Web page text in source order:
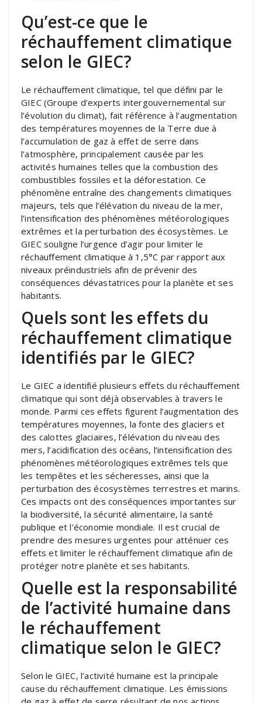
Qu’est-ce que le
réchauffement climatique
selon le GIEC?
Le réchauffement climatique, tel que défini par le
GIEC (Groupe d’experts intergouvernemental sur
l’évolution du climat), fait référence à l’augmentation
des températures moyennes de la Terre due à
l’accumulation de gaz à effet de serre dans
l’atmosphère, principalement causée par les
activités humaines telles que la combustion des
combustibles fossiles et la déforestation. Ce
phénomène entraîne des changements climatiques
majeurs, tels que l’élévation du niveau de la mer,
l’intensification des phénomènes météorologiques
extrêmes et la perturbation des écosystèmes. Le
GIEC souligne l’urgence d’agir pour limiter le
réchauffement climatique à 1,5°C par rapport aux
niveaux préindustriels afin de prévenir des
conséquences dévastatrices pour la planète et ses
habitants.
Quels sont les effets du
réchauffement climatique
identifiés par le GIEC?
Le GIEC a identifié plusieurs effets du réchauffement
climatique qui sont déjà observables à travers le
monde. Parmi ces effets figurent l’augmentation des
températures moyennes, la fonte des glaciers et
des calottes glaciaires, l’élévation du niveau des
mers, l’acidification des océans, l’intensification des
phénomènes météorologiques extrêmes tels que
les tempêtes et les sécheresses, ainsi que la
perturbation des écosystèmes terrestres et marins.
Ces impacts ont des conséquences importantes sur
la biodiversité, la sécurité alimentaire, la santé
publique et l’économie mondiale. Il est crucial de
prendre des mesures urgentes pour atténuer ces
effets et limiter le réchauffement climatique afin de
protéger notre planète et ses habitants.
Quelle est la responsabilité
de l’activité humaine dans
le réchauffement
climatique selon le GIEC?
Selon le GIEC, l’activité humaine est la principale
cause du réchauffement climatique. Les émissions